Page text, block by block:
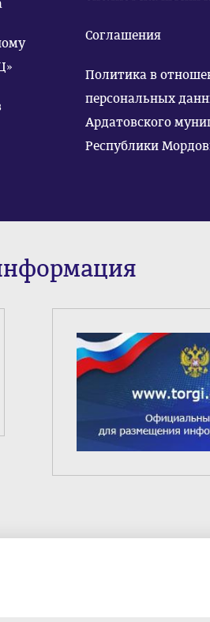
Соглашения
Политика в
персональных
Ардатовского
Республики